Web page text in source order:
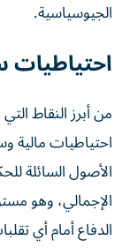
الجيوسياسية.
من أبرز النقاط
احتياطيات مالية
الإجمالي، وهو
الدفاع أمام أي